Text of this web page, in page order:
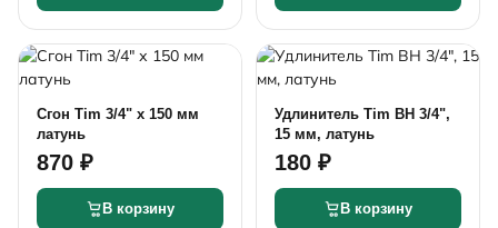
Сгон Tim 3/4" х 150 мм
латунь
870 ₽
В корзину
Удлинитель Tim ВН 3/4",
15 мм, латунь
180 ₽
В корзину